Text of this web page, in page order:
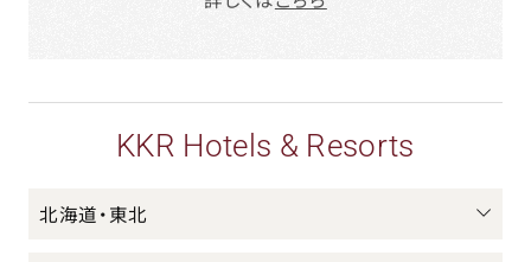
KKR Hotels & Resorts
北海道・東北